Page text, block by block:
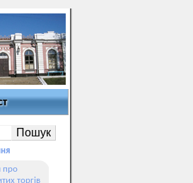
про
торгів